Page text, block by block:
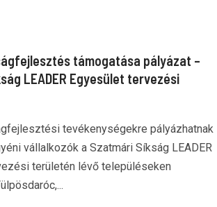
támogatása pályázat –
LEADER Egyesület tervezési
tevékenységekre pályázhatnak
vállalkozók a Szatmári Síkság LEADER
területén lévő településeken